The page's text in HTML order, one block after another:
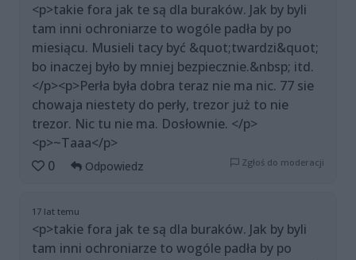
<p>takie fora jak te są dla buraków. Jak by byli
tam inni ochroniarze to wogóle padła by po
miesiącu. Musieli tacy być &quot;twardzi&quot;
bo inaczej było by mniej bezpiecznie.&nbsp; itd.
</p><p>Perła była dobra teraz nie ma nic. 77 sie
chowaja niestety do perły, trezor już to nie
trezor. Nic tu nie ma. Dosłownie. </p>
<p>~Taaa</p>
0
Odpowiedz Zgłoś do moderacji
17 lat temu
<p>takie fora jak te są dla buraków. Jak by byli
tam inni ochroniarze to wogóle padła by po